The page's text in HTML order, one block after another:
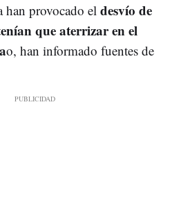
han provocado el desvío de
que aterrizar en el
o, han informado fuentes de